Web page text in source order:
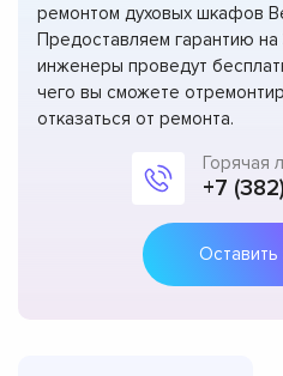
ремонтом духовых шкафов
Предоставляем гарантию
инженеры проведут
чего вы сможете
отказаться от ремонта.
Горячая
+7